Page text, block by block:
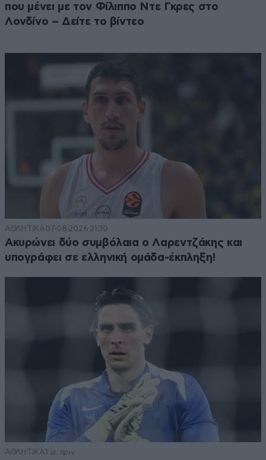
που μένει με τον Φίλιππο Ντε Γκρες στο
Λονδίνο – Δείτε το βίντεο
ΑΘΛΗΤΙΚΑ07·08·2026 21:30
Ακυρώνει δύο συμβόλαια ο Λαρεντζάκης και
υπογράφει σε ελληνική ομάδα-έκπληξη!
ΑΘΛΗΤΙΚΑ1 ω. πριν